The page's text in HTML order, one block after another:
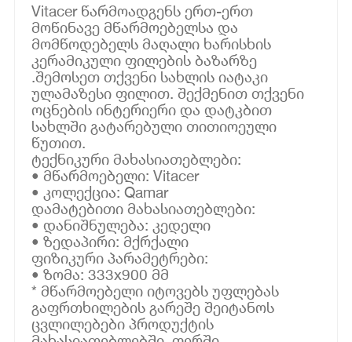
Vitacer წარმოადგენს ერთ-ერთ
მოწინავე მწარმოებელსა და
მომწოდებელს მაღალი ხარისხის
კერამიკული ფილების ბაზარზე
.შემოსეთ თქვენი სახლის იატაკი
ულამაზესი ფილით. შექმენით თქვენი
ოცნების ინტერიერი და დატკბით
სახლში გატარებული თითიოეული
წუთით.
ტექნიკური მახასიათებლები:
• მწარმოებელი: Vitacer
• კოლექცია: Qamar
დამატებითი მახასიათებლები:
• დანიშნულება: კედელი
• ზედაპირი: მქრქალი
ფიზიკური პარამეტრები:
• ზომა: 333x900 მმ
* მწარმოებელი იტოვებს უფლებას
გაფრთხილების გარეშე შეიტანოს
ცვლილებები პროდუქტის